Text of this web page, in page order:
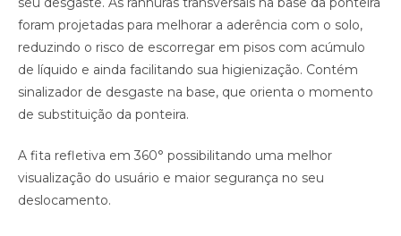
foram projetadas para melhorar a aderência com o solo,
reduzindo o risco de escorregar em pisos com acúmulo
de líquido e ainda facilitando sua higienização. Contém
sinalizador de desgaste na base, que orienta o momento
de substituição da ponteira.
A fita refletiva em 360° possibilitando uma melhor
visualização do usuário e maior segurança no seu
deslocamento.